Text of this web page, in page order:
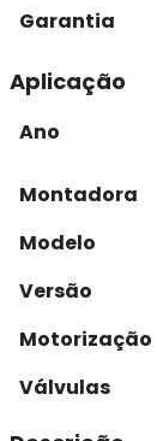
Garantia
Aplicação
Ano
Montadora
Modelo
Versão
Motorização
Válvulas